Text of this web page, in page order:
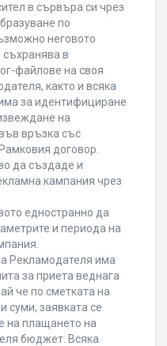
в сървъра си чрез
по
неговото
в
файлове на своя
както и всяка
за идентифициране
на
връзка със
договор.
да създаде и
кампания чрез
едностранно да
и периода на
Рекламодателя има
за приета веднага
че по сметката на
суми, заявката се
на плащането на
бюджет. Всяка